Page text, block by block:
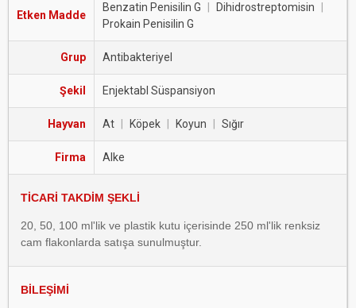
Etken Madde
Benzatin Penisilin G Dihidrostreptomisin
Prokain Penisilin G
Grup Antibakteriyel
Şekil Enjektabl Süspansiyon
Hayvan At Köpek Koyun Sığır
Firma Alke
TİCARİ TAKDİM ŞEKLİ
20, 50, 100 ml'lik ve plastik kutu içerisinde 250 ml'lik renksiz
cam flakonlarda satışa sunulmuştur.
BİLEŞİMİ